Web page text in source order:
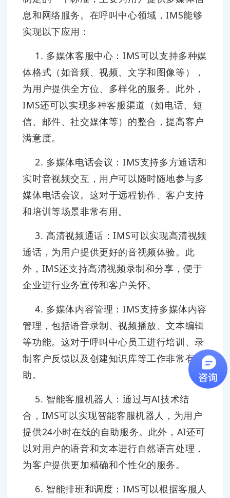
息和网络服务。在呼叫中心领域，IMS能够
实现以下应用：
1. 多媒体客服中心：IMS可以支持多种媒
体格式（如音频、视频、文字和图像等），
为用户提供全方位、多样化的服务。此外，
IMS还可以实现多种客服渠道（如电话、短
信、邮件、社交媒体等）的整合，提高客户
满意度。
2. 多媒体电话会议：IMS支持多方通话和
实时音视频交互，用户可以随时随地参与多
媒体电话会议。这对于远程协作、客户支持
和培训等场景非常有用。
3. 高清视频通话：IMS可以实现高清视频
通话，为用户提供更好的音视频体验。此
外，IMS还支持高清视频录制和分享，便于
企业进行业务宣传和客户关怀。
4. 多媒体内容管理：IMS支持多媒体内容
管理，包括语音录制、视频播放、文本编辑
等功能。这对于呼叫中心员工进行培训、录
制客户反馈以及创建知识库等工作非常有帮
助。
5. 智能客服机器人：通过与AI技术结
合，IMS可以实现智能客服机器人，为用户
提供24小时在线的自助服务。此外，AI还可
以对用户的语音和文本进行自然语言处理，
为客户提供更加精确和个性化的服务。
6. 智能排班和调度：IMS可以根据客服人